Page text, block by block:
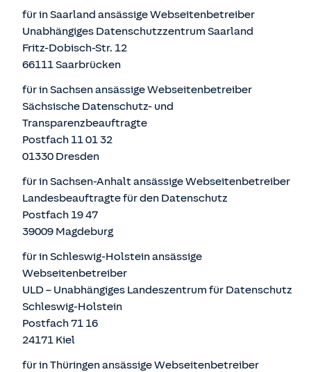
für in Saarland ansässige Webseitenbetreiber
Unabhängiges Datenschutzzentrum Saarland
Fritz-Dobisch-Str. 12
66111 Saarbrücken
für in Sachsen ansässige Webseitenbetreiber
Sächsische Datenschutz- und
Transparenzbeauftragte
Postfach 11 01 32
01330 Dresden
für in Sachsen-Anhalt ansässige Webseitenbetreiber
Landesbeauftragte für den Datenschutz
Postfach 19 47
39009 Magdeburg
für in Schleswig-Holstein ansässige
Webseitenbetreiber
ULD – Unabhängiges Landeszentrum für Datenschutz
Schleswig-Holstein
Postfach 71 16
24171 Kiel
für in Thüringen ansässige Webseitenbetreiber